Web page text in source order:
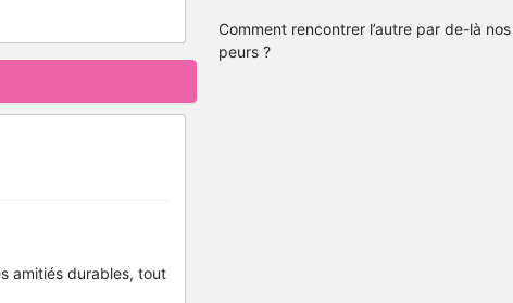
amitiés durables, tout
Comment rencontrer l’autre par de-là nos
peurs ?